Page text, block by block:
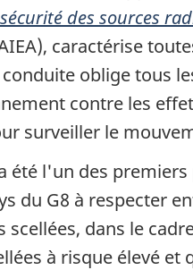
des sources
caractérise
conduite oblige tous
contre les
surveiller le
été l'un des
du G8 à respecter
scellées, dans le
à risque élevé